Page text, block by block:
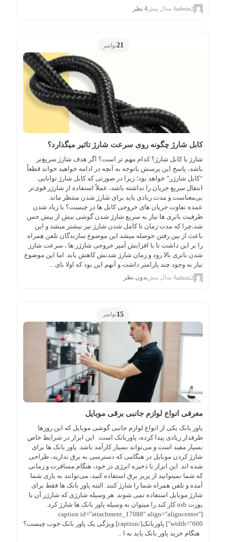
admin24 سال پیش 4 نظر
21نوامبر
کابل شارژ چگونه روی سرعت شارژ تاثیر میگذارد؟
شارژ یا کابل شارژ؟ کدام مهم تر است؟ اگر هدف شارژ سریع‌تر
باشد، پاسخ این پرسش باتوجه به آنچه در ادامه خواهید خواند قطعاً
“کابل شارژر” خواهد بود؛ زیرا در صورتی که کابل شارژ توانایی
انتقال سریع جریان را نداشته باشد، عملاً استفاده از شارژر قوی‌تر
بی‌معناست و مدت زیادی باید برای شارژ شدن منتظر ماند.
عمده تفاوت جریان های خروجی کابل ها در چیست؟ با زیاد شدن
ظرفیت باتری ها نیاز به سریع شارژ شدن گوشی بیش از پیش حس
شد،چرا که مدت زمان تا کامل شدن شارژ نیز بیشتر میشد و این
باعث از بین رفتن حوصله میشد.این موضوع سازندگان تلفن همراه
را بر این داشت تا با افزایش آمپر خروجی شارژر ها ، سرعت شارژ
شدن باتری بالا رود و زمان شارژ شدنش کاهش یابد. اما این موضوع
نیاز به وجود چند پارامتر داشت و آنهم این بود که اولا بای ...
admin24 سال پیش بدون نظر
15نوامبر
معرفی انواع لوازم جانبی برقی موبایل
پاور بانک یکی از انواع لوازم جانبی گوشی موبایل که این روزها
طرفدار زیادی پیدا کرده، پاوربانک است. این ابزار در شرایط خاص
بسیار مفید است و می‌تواند بسیار کارآمد باشد. پاور بانک ها برای
شارژ کردن موبایل در هنگامی که دسترسی به برق ندارید، طراحی
شده اند. این ابزار با ذخیره انرژی در خود، هنگام مسافرت و زمانی
که شما نمیتوانید از پریز برق استفاده کنید، می‌توانند به یاری شما
آمده و تلفن همراه شما را شارژ کنند. البته پاور بانک ها فقط برای
شارژ موبایل استفاده نمی شوند. هر وسیله‌ شارژی که شارژر آن با
پورت usb کار کند را میتوان به وسیله پاور بانک ها شارژ کرد.
[caption id="attachment_17088" align="aligncenter"
width="600"] پاوربانک[/caption] ویژگی یک پاور بانک خوب چیست؟
هنگام خرید پاور بانک باید به ا ...